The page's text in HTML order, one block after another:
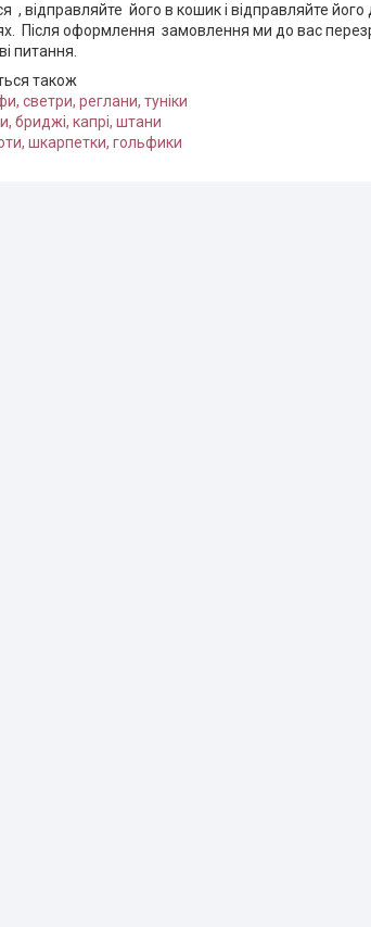
, відправляйте його в кошик і відправляйте
Після оформлення замовлення ми до вас
питання.
також
светри, реглани, туніки
бриджі, капрі, штани
шкарпетки, гольфики